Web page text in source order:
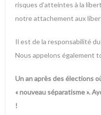
risques d’atteintes à la
notre attachement aux
Il est de la responsabilité
Nous appelons également
Un an après des élections
« nouveau séparatisme ».
!